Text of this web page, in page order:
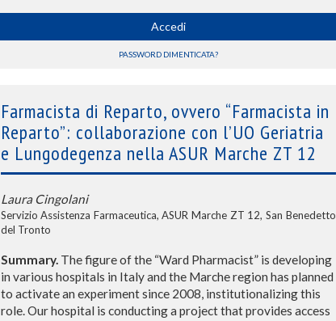
Accedi
PASSWORD DIMENTICATA?
Farmacista di Reparto, ovvero “Farmacista in
Reparto”: collaborazione con l’UO Geriatria
e Lungodegenza nella ASUR Marche ZT 12
Laura Cingolani
Servizio Assistenza Farmaceutica, ASUR Marche ZT 12, San Benedetto
del Tronto
Summary. The figure of the “Ward Pharmacist” is developing
in various hospitals in Italy and the Marche region has planned
to activate an experiment since 2008, institutionalizing this
role. Our hospital is conducting a project that provides access